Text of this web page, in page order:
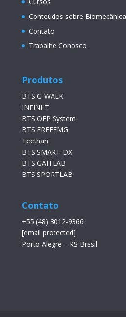
Conteúdos sobre Biomecânica
Contato
Trabalhe Conosco
Produtos
BTS G-WALK
INFINI-T
BTS OEP System
BTS FREEEMG
Teethan
BTS SMART-DX
BTS GAITLAB
BTS SPORTLAB
Contato
+55 (48) 3012-9366
[email protected]
Porto Alegre – RS Brasil